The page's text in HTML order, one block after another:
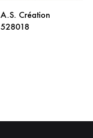
A.S. Création
528018